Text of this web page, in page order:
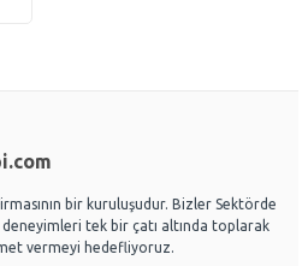
bir kuruluşudur. Bizler Sektörde
tek bir çatı altında toplarak
vermeyi hedefliyoruz.